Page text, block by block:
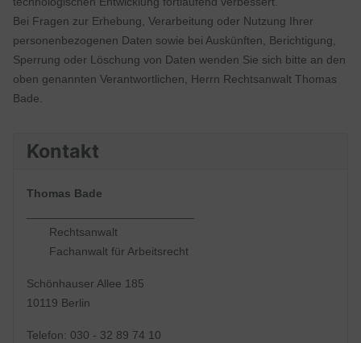
Bei Fragen zur Erhebung, Verarbeitung oder Nutzung Ihrer
personenbezogenen Daten sowie bei Auskünften, Berichtigung,
Sperrung oder Löschung von Daten wenden Sie sich bitte an den
oben genannten Verantwortlichen, Herrn Rechtsanwalt Thomas
Bade.
Kontakt
Thomas Bade
Rechtsanwalt
Fachanwalt für Arbeitsrecht
Schönhauser Allee 185
10119 Berlin
Telefon: 030 - 32 89 74 10